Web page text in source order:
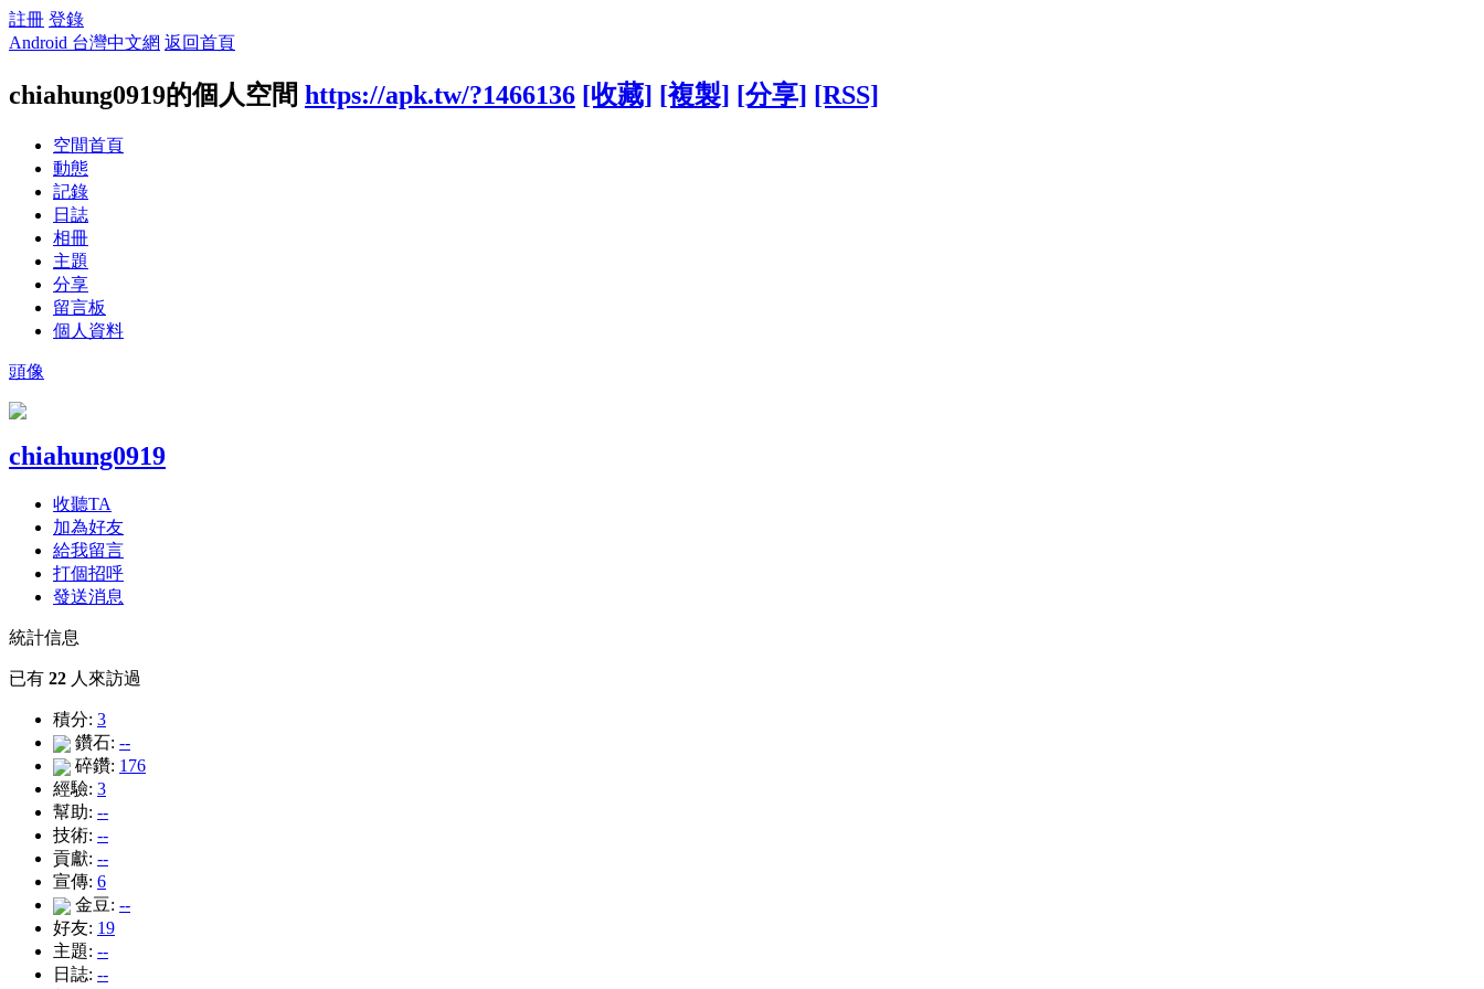
註冊 登錄
Android 台灣中文網 返回首頁
chiahung0919的個人空間 https://apk.tw/?1466136 [收藏] [複製] [分享] [RSS]
空間首頁
動態
記錄
日誌
相冊
主題
分享
留言板
個人資料
頭像
chiahung0919
收聽TA
加為好友
給我留言
打個招呼
發送消息
統計信息
已有 22 人來訪過
積分: 3
鑽石: --
碎鑽: 176
經驗: 3
幫助: --
技術: --
貢獻: --
宣傳: 6
金豆: --
好友: 19
主題: --
日誌: --